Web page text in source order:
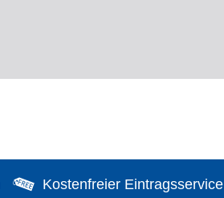
Kostenfreier Eintragsservice